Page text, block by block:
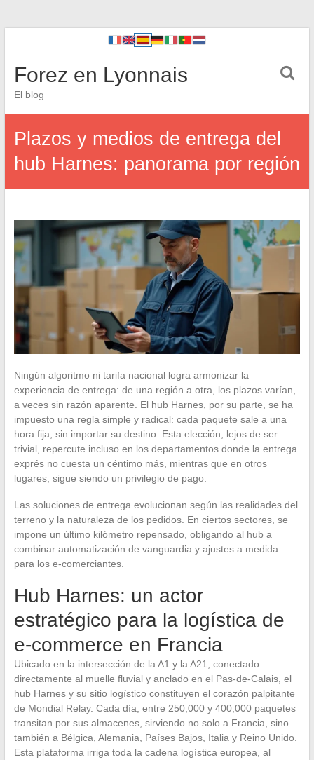
Forez en Lyonnais
El blog
Plazos y medios de entrega del
hub Harnes: panorama por región
Ningún algoritmo ni tarifa nacional logra armonizar la
experiencia de entrega: de una región a otra, los plazos varían,
a veces sin razón aparente. El hub Harnes, por su parte, se ha
impuesto una regla simple y radical: cada paquete sale a una
hora fija, sin importar su destino. Esta elección, lejos de ser
trivial, repercute incluso en los departamentos donde la entrega
exprés no cuesta un céntimo más, mientras que en otros
lugares, sigue siendo un privilegio de pago.
Las soluciones de entrega evolucionan según las realidades del
terreno y la naturaleza de los pedidos. En ciertos sectores, se
impone un último kilómetro repensado, obligando al hub a
combinar automatización de vanguardia y ajustes a medida
para los e-comerciantes.
Hub Harnes: un actor
estratégico para la logística de
e-commerce en Francia
Ubicado en la intersección de la A1 y la A21, conectado
directamente al muelle fluvial y anclado en el Pas-de-Calais, el
hub Harnes y su sitio logístico constituyen el corazón palpitante
de Mondial Relay. Cada día, entre 250,000 y 400,000 paquetes
transitan por sus almacenes, sirviendo no solo a Francia, sino
también a Bélgica, Alemania, Países Bajos, Italia y Reino Unido.
Esta plataforma irriga toda la cadena logística europea, al